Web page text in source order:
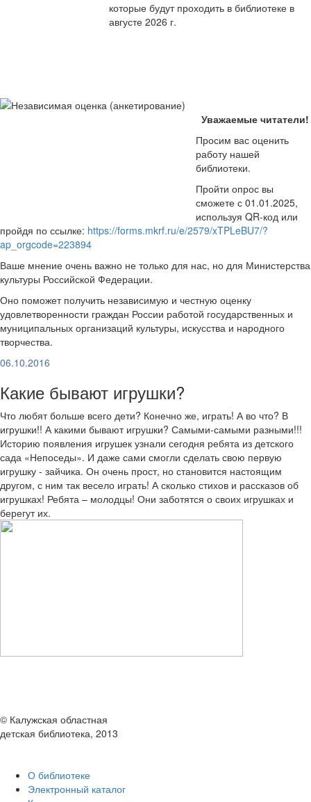
которые будут проходить в библиотеке в
августе 2026 г.
Уважаемые читатели!
Просим вас оценить
работу нашей
библиотеки.
Пройти опрос вы
сможете с 01.01.2025,
используя QR-код или
пройдя по ссылке: https://forms.mkrf.ru/e/2579/xTPLeBU7/?
ap_orgcode=223894
Ваше мнение очень важно не только для нас, но для Министерства
культуры Российской Федерации.
Оно поможет получить независимую и честную оценку
удовлетворенности граждан России работой государственных и
муниципальных организаций культуры, искусства и народного
творчества.
06.10.2016
Какие бывают игрушки?
Что любят больше всего дети? Конечно же, играть! А во что? В
игрушки!! А какими бывают игрушки? Самыми-самыми разными!!!
Историю появления игрушек узнали сегодня ребята из детского
сада «Непоседы». И даже сами смогли сделать свою первую
игрушку - зайчика. Он очень прост, но становится настоящим
другом, с ним так весело играть! А сколько стихов и рассказов об
игрушках! Ребята – молодцы! Они заботятся о своих игрушках и
берегут их.
© Калужская областная
детская библиотека, 2013
О библиотеке
Электронный каталог